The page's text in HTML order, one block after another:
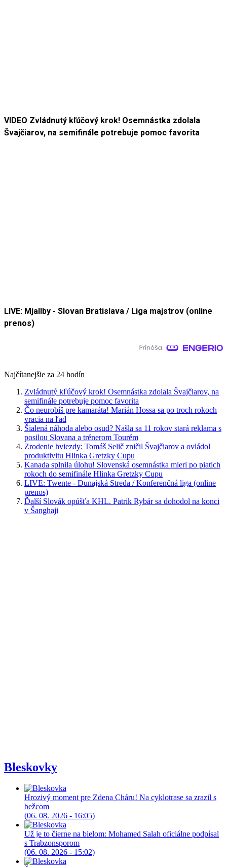
VIDEO Zvládnutý kľúčový krok! Osemnástka zdolala
Švajčiarov, na semifinále potrebuje pomoc favorita
LIVE: Mjallby - Slovan Bratislava / Liga majstrov (online
prenos)
Najčítanejšie za 24 hodín
Zvládnutý kľúčový krok! Osemnástka zdolala Švajčiarov, na
semifinále potrebuje pomoc favorita
Čo neurobíš pre kamaráta! Marián Hossa sa po troch rokoch
vracia na ľad
Šialená náhoda alebo osud? Našla sa 11 rokov stará reklama s
posilou Slovana a trénerom Tourém
Zrodenie hviezdy: Tomáš Selič zničil Švajčiarov a ovládol
produktivitu Hlinka Gretzky Cupu
Kanada splnila úlohu! Slovenská osemnástka mieri po piatich
rokoch do semifinále Hlinka Gretzky Cupu
LIVE: Twente - Dunajská Streda / Konferenčná liga (online
prenos)
Ďalší Slovák opúšťa KHL. Patrik Rybár sa dohodol na konci
v Šanghaji
Bleskovky
Hrozivý moment pre Zdena Cháru! Na cyklotrase sa zrazil s
bežcom
(06. 08. 2026 - 16:05)
Už je to čierne na bielom: Mohamed Salah oficiálne podpísal
s Trabzonsporom
(06. 08. 2026 - 15:02)